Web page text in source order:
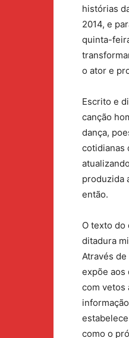
histórias
2014, e
quinta-
o ator e
Escrito e
canção
dança,
cotidianas
produzida
então.
O texto do
ditadura
Através de
expõe aos
com vetos
como o